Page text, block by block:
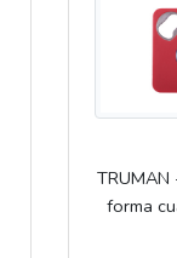
forma